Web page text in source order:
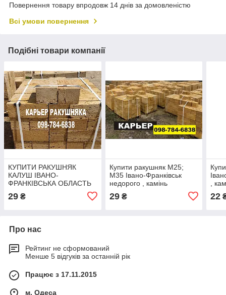
Повернення товару впродовж 14 днів за домовленістю
Всі умови повернення
Подібні товари компанії
КУПИТИ РАКУШНЯК
КАЛУШ ІВАНО-
ФРАНКІВСЬКА ОБЛАСТЬ
29 ₴
Купити ракушняк М25;
М35 Івано-Франківськ
недорого , камінь
Франківськ область , ціна
29₴
,
22
Про нас
Рейтинг не сформований
Менше 5 відгуків за останній рік
Працює з 17.11.2015
м. Одеса